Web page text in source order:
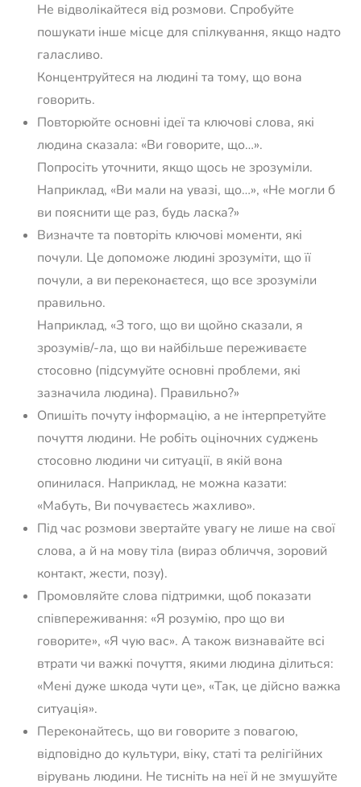
Не відволікайтеся від розмови. Спробуйте
пошукати інше місце для спілкування, якщо надто
галасливо.
Концентруйтеся на людині та тому, що вона
говорить.
Повторюйте основні ідеї та ключові слова, які
людина сказала: «Ви говорите, що…».
Попросіть уточнити, якщо щось не зрозуміли.
Наприклад, «Ви мали на увазі, що…», «Не могли б
ви пояснити ще раз, будь ласка?»
Визначте та повторіть ключові моменти, які
почули. Це допоможе людині зрозуміти, що її
почули, а ви переконаєтеся, що все зрозуміли
правильно.
Наприклад, «З того, що ви щойно сказали, я
зрозумів/-ла, що ви найбільше переживаєте
стосовно (підсумуйте основні проблеми, які
зазначила людина). Правильно?»
Опишіть почуту інформацію, а не інтерпретуйте
почуття людини. Не робіть оціночних суджень
стосовно людини чи ситуації, в якій вона
опинилася. Наприклад, не можна казати:
«Мабуть, Ви почуваєтесь жахливо».
Під час розмови звертайте увагу не лише на свої
слова, а й на мову тіла (вираз обличчя, зоровий
контакт, жести, позу).
Промовляйте слова підтримки, щоб показати
співпереживання: «Я розумію, про що ви
говорите», «Я чую вас». А також визнавайте всі
втрати чи важкі почуття, якими людина ділиться:
«Мені дуже шкода чути це», «Так, це дійсно важка
ситуація».
Переконайтесь, що ви говорите з повагою,
відповідно до культури, віку, статі та релігійних
вірувань людини. Не тисніть на неї й не змушуйте